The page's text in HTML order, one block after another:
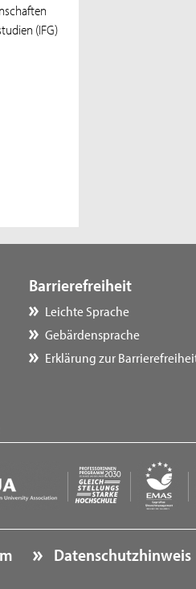
(IFG)
Barrierefreiheit
Leichte Sprache
Gebärdensprache
Erklärung zur
Datenschutzhinweis